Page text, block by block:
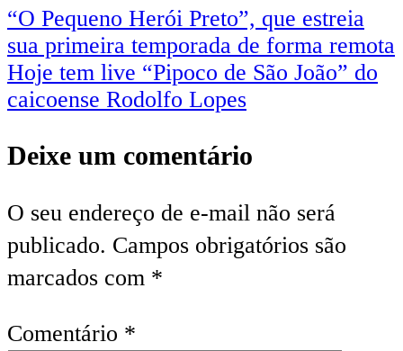
“O Pequeno Herói Preto”, que estreia
sua primeira temporada de forma remota
Hoje tem live “Pipoco de São João” do
caicoense Rodolfo Lopes
Deixe um comentário
O seu endereço de e-mail não será
publicado. Campos obrigatórios são
marcados com *
Comentário *